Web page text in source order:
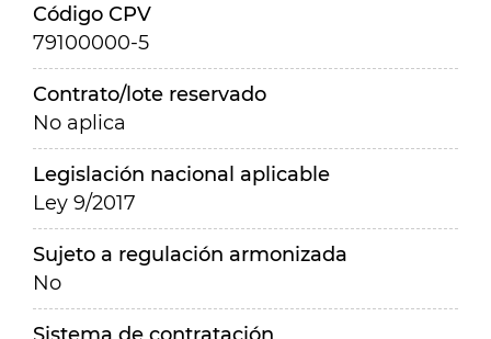
Código CPV
79100000-5
Contrato/lote reservado
No aplica
Legislación nacional aplicable
Ley 9/2017
Sujeto a regulación armonizada
No